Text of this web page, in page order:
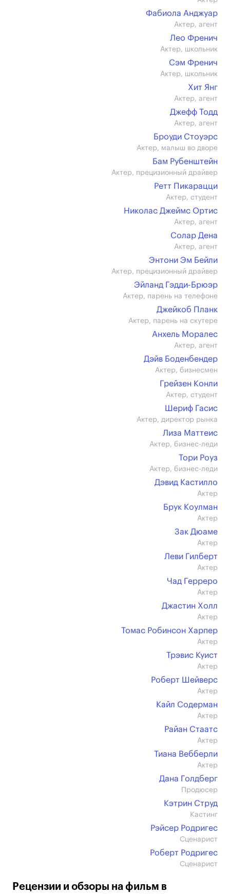
Фабиола Анджуар
Актер, агент
Лео Френич
Актер, школьник
Сэм Френич
Актер, школьник
Хит Янг
Актер, агент
Джефф Тодд
Актер, агент
Броуди Стоуэрс
Актер, малыш во дворе
Бам Рубенштейн
Актер, прецизионный драйвер
Ретт Пикарацци
Актер, студент
Николас Джеймс Ортис
Актер, агент
Солар Дена
Актер, агент
Энтони Эм Бейли
Актер, прецизионный драйвер
Эйланд Гэдди-Брюэр
Актер, парень на телефоне
Джейкоб Планк
Актер, парень на скутере
Анхель Моралес
Актер, агент
Дэйв Боденбендер
Актер, бизнесмен
Грейзен Конли
Актер, студент
Шериф Гасис
Актер, директор рынка
Лиза Маттеис
Актер, бизнес-леди
Тори Роуз
Актер, бизнес-леди
Дэвид Кастилло
Актер
Брук Коулман
Актер
Зак Дюаме
Актер
Леви Гилберт
Актер
Чад Герреро
Актер
Джастин Холл
Актер
Томас Робинсон Харпер
Актер
Трэвис Куист
Актер
Роберт Шейверс
Актер
Кайл Содерман
Актер
Райан Стаатс
Актер
Тиана Вебберли
Актер
Дана Голдберг
Продюсер
Кэтрин Струд
Кастинг
Рэйсер Родригес
Сценарист
Роберт Родригес
Сценарист
Рецензии и обзоры на фильм в